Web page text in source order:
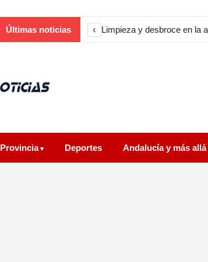
Últimas noticias ‹ El paro en Sanlúcar en
Provincia Deportes Andalucía y más allá